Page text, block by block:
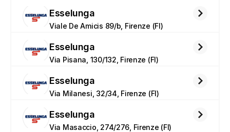
Esselunga
Viale De Amicis 89/b, Firenze (FI)
Esselunga
Via Pisana, 130/132, Firenze (FI)
Esselunga
Via Milanesi, 32/34, Firenze (FI)
Esselunga
Via Masaccio, 274/276, Firenze (FI)